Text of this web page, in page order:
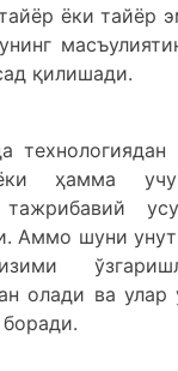
ёки тайёр
қилишади.
ҳамма
Аммо шуни
олади ва улар